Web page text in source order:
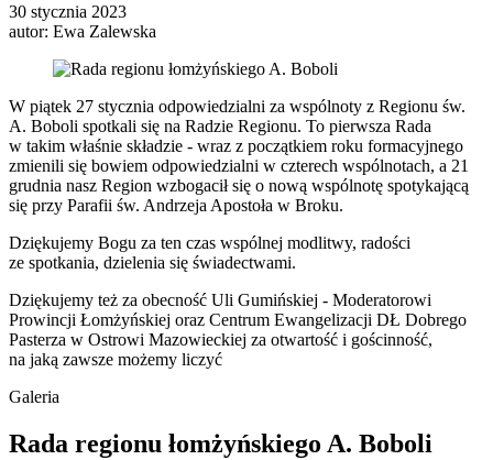
30 stycznia 2023
autor: Ewa Zalewska
W piątek 27 stycznia odpowiedzialni za wspólnoty z Regionu św.
A. Boboli spotkali się na Radzie Regionu. To pierwsza Rada
w takim właśnie składzie - wraz z początkiem roku formacyjnego
zmienili się bowiem odpowiedzialni w czterech wspólnotach, a 21
grudnia nasz Region wzbogacił się o nową wspólnotę spotykającą
się przy Parafii św. Andrzeja Apostoła w Broku.
Dziękujemy Bogu za ten czas wspólnej modlitwy, radości
ze spotkania, dzielenia się świadectwami.
Dziękujemy też za obecność Uli Gumińskiej - Moderatorowi
Prowincji Łomżyńskiej oraz Centrum Ewangelizacji DŁ Dobrego
Pasterza w Ostrowi Mazowieckiej za otwartość i gościnność,
na jaką zawsze możemy liczyć
Galeria
Rada regionu łomżyńskiego A. Boboli